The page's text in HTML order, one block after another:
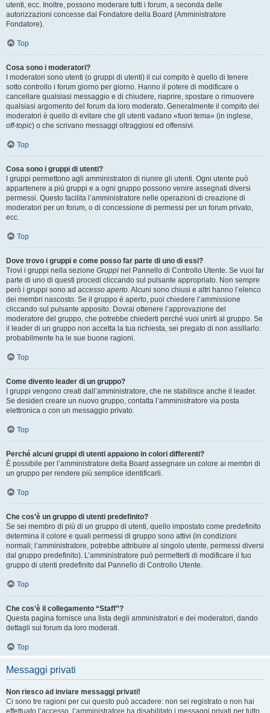
utenti, ecc. Inoltre, possono moderare tutti i forum, a seconda delle
autorizzazioni concesse dal Fondatore della Board (Amministratore
Fondatore).
Top
Cosa sono i moderatori?
I moderatori sono utenti (o gruppi di utenti) il cui compito è quello di tenere
sotto controllo i forum giorno per giorno. Hanno il potere di modificare o
cancellare qualsiasi messaggio e di chiudere, riaprire, spostare o rimuovere
qualsiasi argomento del forum da loro moderato. Generalmente il compito dei
moderatori è quello di evitare che gli utenti vadano «fuori tema» (in inglese,
off-topic) o che scrivano messaggi oltraggiosi ed offensivi.
Top
Cosa sono i gruppi di utenti?
I gruppi permettono agli amministratori di riunire gli utenti. Ogni utente può
appartenere a più gruppi e a ogni gruppo possono venire assegnati diversi
permessi. Questo facilita l’amministratore nelle operazioni di creazione di
moderatori per un forum, o di concessione di permessi per un forum privato,
ecc.
Top
Dove trovo i gruppi e come posso far parte di uno di essi?
Trovi i gruppi nella sezione Gruppi nel Pannello di Controllo Utente. Se vuoi far
parte di uno di questi procedi cliccando sul pulsante appropriato. Non sempre
però i gruppi sono ad accesso aperto. Alcuni sono chiusi e altri hanno l’elenco
dei membri nascosto. Se il gruppo è aperto, puoi chiedere l’ammissione
cliccando sul pulsante apposito. Dovrai ottenere l’approvazione del
moderatore del gruppo, che potrebbe chiederti perché vuoi unirti al gruppo. Se
il leader di un gruppo non accetta la tua richiesta, sei pregato di non assillarlo:
probabilmente ha le sue buone ragioni.
Top
Come divento leader di un gruppo?
I gruppi vengono creati dall’amministratore, che ne stabilisce anche il leader.
Se desideri creare un nuovo gruppo, contatta l’amministratore via posta
elettronica o con un messaggio privato.
Top
Perché alcuni gruppi di utenti appaiono in colori differenti?
È possibile per l’amministratore della Board assegnare un colore ai membri di
un gruppo per rendere più semplice identificarli.
Top
Che cos’è un gruppo di utenti predefinito?
Se sei membro di più di un gruppo di utenti, quello impostato come predefinito
determina il colore e quali permessi di gruppo sono attivi (in condizioni
normali; l’amministratore, potrebbe attribuire al singolo utente, permessi diversi
dal gruppo predefinito). L’amministratore può permetterti di modificare il tuo
gruppo di utenti predefinito dal Pannello di Controllo Utente.
Top
Che cos’è il collegamento “Staff”?
Questa pagina fornisce una lista degli amministratori e dei moderatori, dando
dettagli sui forum da loro moderati.
Top
Messaggi privati
Non riesco ad inviare messaggi privati!
Ci sono tre ragioni per cui questo può accadere: non sei registrato o non hai
effettuato l’accesso, l’amministratore ha disabilitato i messaggi privati per tutto